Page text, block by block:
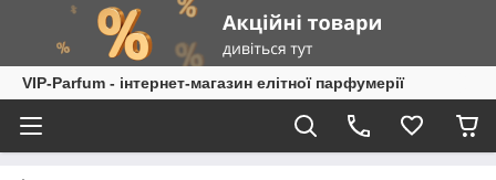
VIP-Parfum - інтернет-магазин елітної парфумерії